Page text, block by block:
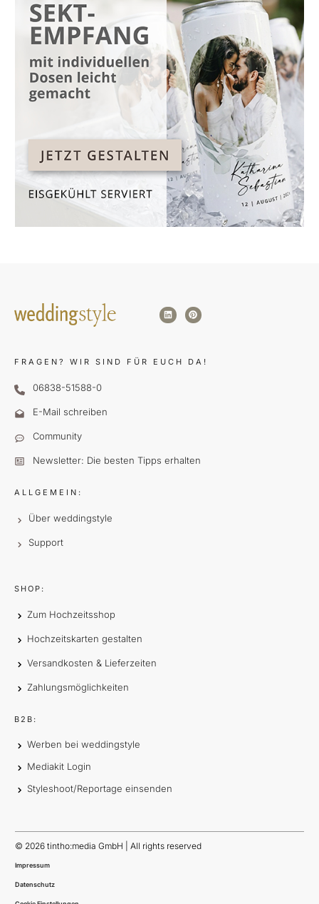
FRAGEN? WIR SIND FÜR EUCH DA!
06838-51588-0
E-Mail schreiben
Community
Newsletter: Die besten Tipps erhalten
ALLGEMEIN:
Über weddingstyle
Support
SHOP:
Zum Hochzeitsshop
Hochzeitskarten gestalten
Versandkosten & Lieferzeiten
Zahlungsmöglichkeiten
B2B:
Werben bei weddingstyle
Mediakit Login
Styleshoot/Reportage einsenden
© 2026 tintho:media GmbH | All rights reserved
Impressum
Datenschutz